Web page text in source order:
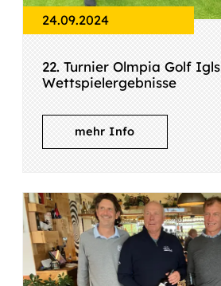
24.09.2024
22. Turnier Olmpia Golf Igls
Wettspielergebnisse
mehr Info